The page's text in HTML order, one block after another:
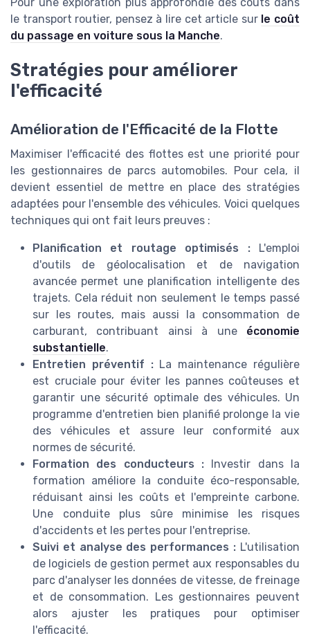
le transport routier, pensez à lire cet article sur le coût
du passage en voiture sous la Manche.
Stratégies pour améliorer
l'efficacité
Amélioration de l'Efficacité de la Flotte
Maximiser l'efficacité des flottes est une priorité pour
les gestionnaires de parcs automobiles. Pour cela, il
devient essentiel de mettre en place des stratégies
adaptées pour l'ensemble des véhicules. Voici quelques
techniques qui ont fait leurs preuves :
Planification et routage optimisés :L'emploi
d'outils de géolocalisation et de navigation
avancée permet une planification intelligente des
trajets. Cela réduit non seulement le temps passé
sur les routes, mais aussi la consommation de
carburant, contribuant ainsi à une économie
substantielle.
Entretien préventif :La maintenance régulière
est cruciale pour éviter les pannes coûteuses et
garantir une sécurité optimale des véhicules. Un
programme d'entretien bien planifié prolonge la vie
des véhicules et assure leur conformité aux
normes de sécurité.
Formation des conducteurs : Investir dans la
formation améliore la conduite éco-responsable,
réduisant ainsi les coûts et l'empreinte carbone.
Une conduite plus sûre minimise les risques
d'accidents et les pertes pour l'entreprise.
Suivi et analyse des performances : L'utilisation
de logiciels de gestion permet aux responsables du
parc d'analyser les données de vitesse, de freinage
et de consommation. Les gestionnaires peuvent
alors ajuster les pratiques pour optimiser
l'efficacité.